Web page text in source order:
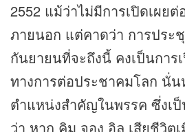
2552 แม้ว่าไม่มีการเปิดเผย
ภายนอก แต่คาดว่า การประ
กันยายนที่จะถึงนี้ คงเป็นการ
ทางการต่อประชาคมโลก นั่น
ตำแหน่งสำคัญในพรรค ซึ่งเ
ว่า หาก คิม จอง อิล เสียชีวิต